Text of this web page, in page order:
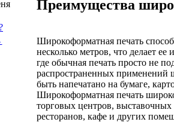
Преимущества
Широкоформатная печать
несколько метров, что делает
где обычная печать просто не
распространенных применений
быть напечатано на бумаге,
Широкоформатная печать
торговых центров, выставочных
ресторанов, кафе и других